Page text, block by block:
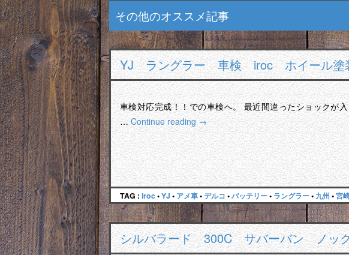
その他のオススメ記事
YJ ラングラー 車検 iroc ホイール
車検対応完成！！での車検へ。 最近間違ったショックが
…Continue reading→
TAG : iroc•YJ • アメ車•デルコ •バッテリー• ラングラー• 九州 •宮
シルバラード 300C サバーバン ノッ